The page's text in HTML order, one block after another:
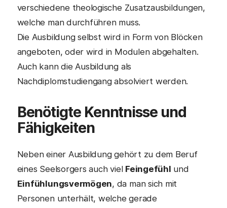
verschiedene theologische Zusatzausbildungen,
welche man durchführen muss.
Die Ausbildung selbst wird in Form von Blöcken
angeboten, oder wird in Modulen abgehalten.
Auch kann die Ausbildung als
Nachdiplomstudiengang absolviert werden.
Benötigte Kenntnisse und
Fähigkeiten
Neben einer Ausbildung gehört zu dem Beruf
eines Seelsorgers auch viel Feingefühl und
Einfühlungsvermögen, da man sich mit
Personen unterhält, welche gerade